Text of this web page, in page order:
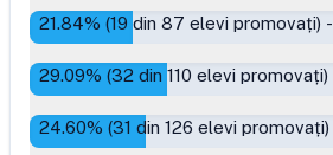
21.84% (19 din 87 elevi promovați) -
29.09% (32 din 110 elevi promovați)
24.60% (31 din 126 elevi promovați)